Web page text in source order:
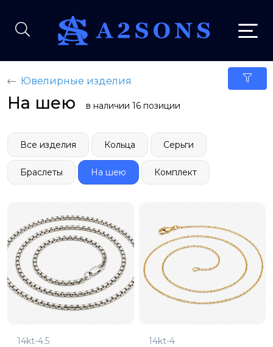
Ювелирные изделия
На шею в наличии 16 позиции
Все изделия Кольца Серьги
Браслеты На шею Комплект
14kt-4.5 14kt-4